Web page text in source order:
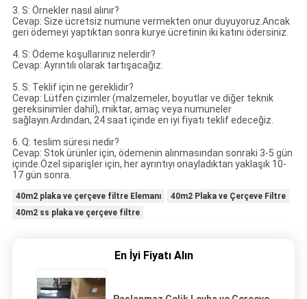
3. S: Örnekler nasıl alınır?
Cevap: Size ücretsiz numune vermekten onur duyuyoruz.Ancak
geri ödemeyi yaptıktan sonra kurye ücretinin iki katını ödersiniz.
4. S: Ödeme koşullarınız nelerdir?
Cevap: Ayrıntılı olarak tartışacağız.
5. S: Teklif için ne gereklidir?
Cevap: Lütfen çizimler (malzemeler, boyutlar ve diğer teknik
gereksinimler dahil), miktar, amaç veya numuneler
sağlayın.Ardından, 24 saat içinde en iyi fiyatı teklif edeceğiz.
6. Q: teslim süresi nedir?
Cevap: Stok ürünler için, ödemenin alınmasından sonraki 3-5 gün
içinde.Özel siparişler için, her ayrıntıyı onayladıktan yaklaşık 10-
17 gün sonra.
40m2 plaka ve çerçeve filtre Elemanı
40m2 Plaka ve Çerçeve Filtre
40m2 ss plaka ve çerçeve filtre
En İyi Fiyatı Alın